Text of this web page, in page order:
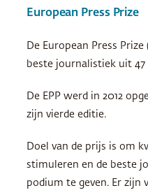
European Press Prize
De European Press Prize
beste journalistiek uit 47
De EPP werd in 2012
zijn vierde editie.
Doel van de prijs is om
stimuleren en de beste
podium te geven. Er zijn